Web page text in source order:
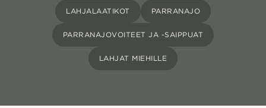
LAHJALAATIKOT PARRANAJO
PARRANAJOVOITEET JA -SAIPPUAT
LAHJAT MIEHILLE